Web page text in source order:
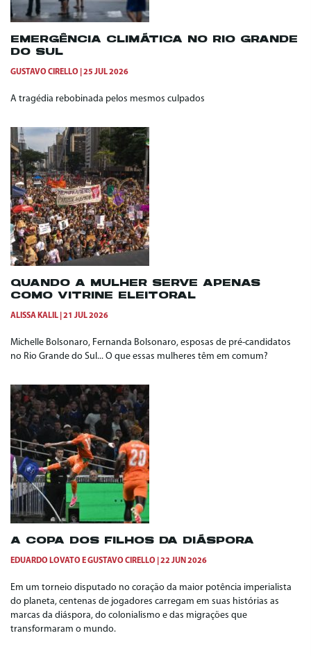
EMERGÊNCIA CLIMÁTICA NO RIO GRANDE
DO SUL
GUSTAVO CIRELLO 25 JUL 2026
A tragédia rebobinada pelos mesmos culpados
QUANDO A MULHER SERVE APENAS
COMO VITRINE ELEITORAL
ALISSA KALIL 21 JUL 2026
Michelle Bolsonaro, Fernanda Bolsonaro, esposas de pré-candidatos
no Rio Grande do Sul... O que essas mulheres têm em comum?
A COPA DOS FILHOS DA DIÁSPORA
EDUARDO LOVATO EGUSTAVO CIRELLO 22 JUN 2026
Em um torneio disputado no coração da maior potência imperialista
do planeta, centenas de jogadores carregam em suas histórias as
marcas da diáspora, do colonialismo e das migrações que
transformaram o mundo.